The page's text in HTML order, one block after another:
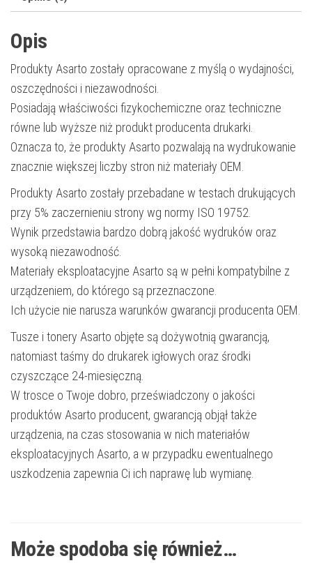
Opis
Produkty Asarto zostały opracowane z myślą o wydajności,
oszczędności i niezawodności.
Posiadają właściwości fizykochemiczne oraz techniczne
równe lub wyższe niż produkt producenta drukarki.
Oznacza to, że produkty Asarto pozwalają na wydrukowanie
znacznie większej liczby stron niż materiały OEM.
Produkty Asarto zostały przebadane w testach drukujących
przy 5% zaczernieniu strony wg normy ISO 19752.
Wynik przedstawia bardzo dobrą jakość wydruków oraz
wysoką niezawodność.
Materiały eksploatacyjne Asarto są w pełni kompatybilne z
urządzeniem, do którego są przeznaczone.
Ich użycie nie narusza warunków gwarancji producenta OEM.
Tusze i tonery Asarto objęte są dożywotnią gwarancją,
natomiast taśmy do drukarek igłowych oraz środki
czyszczące 24-miesięczną.
W trosce o Twoje dobro, przeświadczony o jakości
produktów Asarto producent, gwarancją objął także
urządzenia, na czas stosowania w nich materiałów
eksploatacyjnych Asarto, a w przypadku ewentualnego
uszkodzenia zapewnia Ci ich naprawę lub wymianę.
Może spodoba się również…